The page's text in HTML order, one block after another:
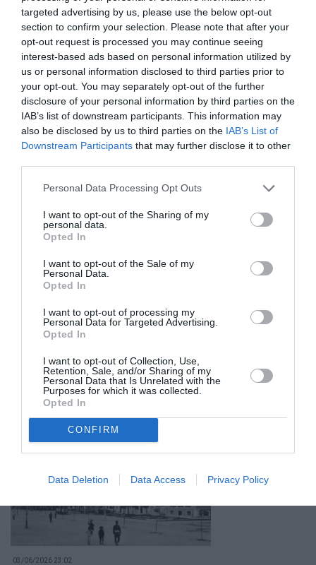
targeted advertising by us, please use the below opt-out
section to confirm your selection. Please note that after your
opt-out request is processed you may continue seeing
interest-based ads based on personal information utilized by
us or personal information disclosed to third parties prior to
your opt-out. You may separately opt-out of the further
disclosure of your personal information by third parties on the
IAB’s list of downstream participants. This information may
also be disclosed by us to third parties on the IAB’s List of
Downstream Participants that may further disclose it to other
Personal Data Processing Opt Outs
I want to opt-out of the Sharing of my
personal data.
Opted In
I want to opt-out of the Sale of my
Personal Data.
Opted In
I want to opt-out of processing my
Personal Data for Targeted Advertising.
Opted In
I want to opt-out of Collection, Use,
Retention, Sale, and/or Sharing of my
Personal Data that Is Unrelated with the
Purposes for which it was collected.
Opted In
CONFIRM
Data Deletion Data Access Privacy Policy
Σχετικά Άρθρα
03/06/2026 23:02